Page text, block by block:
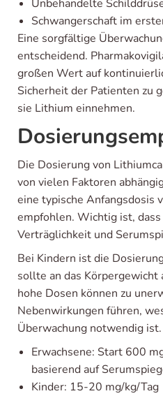
Unbehandelte
Schwangerschaft im
Eine sorgfältige
entscheidend.
großen Wert auf
Sicherheit der Patienten zu
sie Lithium einnehmen.
Die Dosierung von
von vielen Faktoren
eine typische Anfangsdosis
empfohlen. Wichtig ist, dass
Verträglichkeit und
Bei Kindern ist die
sollte an das Körpergewicht
hohe Dosen können zu
Nebenwirkungen führen,
Überwachung notwendig ist.
Erwachsene: Start 600
basierend auf
Kinder: 15-20 mg/kg/Tag